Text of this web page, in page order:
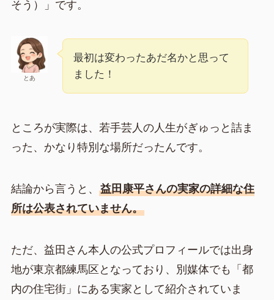
そう）」です。
とあ
最初は変わったあだ名かと思って
ました！
ところが実際は、若手芸人の人生がぎゅっと詰ま
った、かなり特別な場所だったんです。
結論から言うと、 益田康平さんの実家の詳細な住
所は公表されていません。
ただ、益田さん本人の公式プロフィールでは出身
地が東京都練馬区となっており、別媒体でも「都
内の住宅街」にある実家として紹介されていま